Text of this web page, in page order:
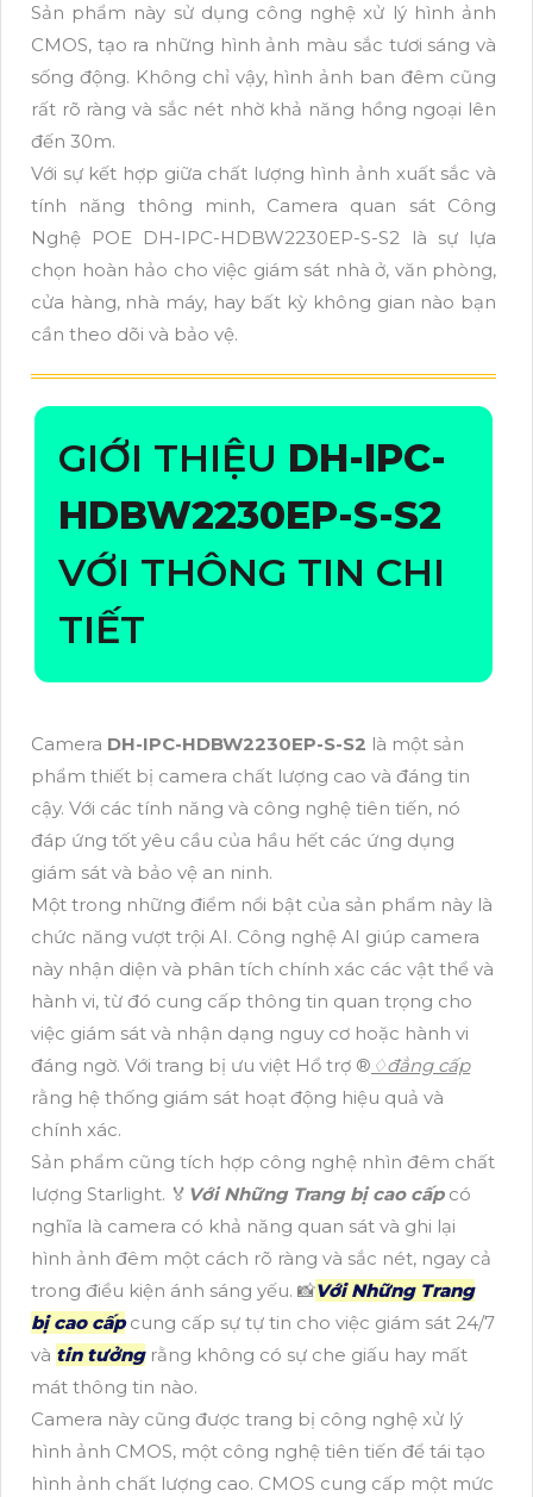
Sản phẩm này sử dụng công nghệ xử lý hình ảnh
CMOS, tạo ra những hình ảnh màu sắc tươi sáng và
sống động. Không chỉ vậy, hình ảnh ban đêm cũng
rất rõ ràng và sắc nét nhờ khả năng hồng ngoại lên
đến 30m.
Với sự kết hợp giữa chất lượng hình ảnh xuất sắc và
tính năng thông minh, Camera quan sát Công
Nghệ POE DH-IPC-HDBW2230EP-S-S2 là sự lựa
chọn hoàn hảo cho việc giám sát nhà ở, văn phòng,
cửa hàng, nhà máy, hay bất kỳ không gian nào bạn
cần theo dõi và bảo vệ.
GIỚI THIỆU DH-IPC-
HDBW2230EP-S-S2
VỚI THÔNG TIN CHI
TIẾT
Camera DH-IPC-HDBW2230EP-S-S2 là một sản
phẩm thiết bị camera chất lượng cao và đáng tin
cậy. Với các tính năng và công nghệ tiên tiến, nó
đáp ứng tốt yêu cầu của hầu hết các ứng dụng
giám sát và bảo vệ an ninh.
Một trong những điểm nổi bật của sản phẩm này là
chức năng vượt trội AI. Công nghệ AI giúp camera
này nhận diện và phân tích chính xác các vật thể và
hành vi, từ đó cung cấp thông tin quan trọng cho
việc giám sát và nhận dạng nguy cơ hoặc hành vi
đáng ngờ. Với trang bị ưu việt Hổ trợ ®️ ♢đẳng cấp
rằng hệ thống giám sát hoạt động hiệu quả và
chính xác.
Sản phẩm cũng tích hợp công nghệ nhìn đêm chất
lượng Starlight. ️🏅️ Với Những Trang bị cao cấpcó
nghĩa là camera có khả năng quan sát và ghi lại
hình ảnh đêm một cách rõ ràng và sắc nét, ngay cả
trong điều kiện ánh sáng yếu. 📸Với Những Trang
bị cao cấpcung cấp sự tự tin cho việc giám sát 24/7
và tin tưởngrằng không có sự che giấu hay mất
mát thông tin nào.
Camera này cũng được trang bị công nghệ xử lý
hình ảnh CMOS, một công nghệ tiên tiến để tái tạo
hình ảnh chất lượng cao. CMOS cung cấp một mức